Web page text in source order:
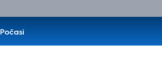
Počasí